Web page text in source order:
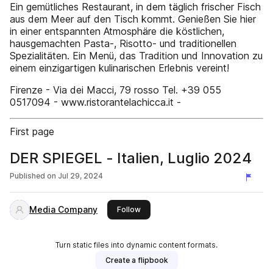
Ein gemütliches Restaurant, in dem täglich frischer Fisch
aus dem Meer auf den Tisch kommt. Genießen Sie hier
in einer entspannten Atmosphäre die köstlichen,
hausgemachten Pasta-, Risotto- und traditionellen
Spezialitäten. Ein Menü, das Tradition und Innovation zu
einem einzigartigen kulinarischen Erlebnis vereint!
Firenze - Via dei Macci, 79 rosso Tel. +39 055
0517094 - www.ristorantelachicca.it -
First page
DER SPIEGEL - Italien, Luglio 2024
Published on Jul 29, 2024
Media Company Followthis publisher
Turn static files into dynamic content formats.
Create a flipbook